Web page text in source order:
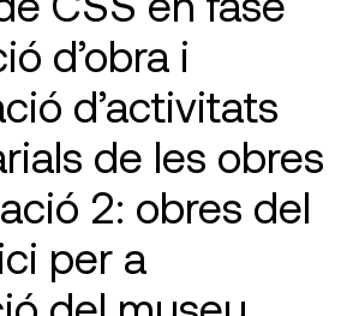
d’obra i
d’activitats
de les obres
2: obres del
per a